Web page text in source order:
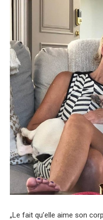
„Le fait qu’elle aime son